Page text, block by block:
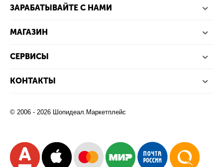
ЗАРАБАТЫВАЙТЕ С НАМИ
МАГАЗИН
СЕРВИСЫ
КОНТАКТЫ
© 2006 - 2026 Шопидеал.Маркетплейс